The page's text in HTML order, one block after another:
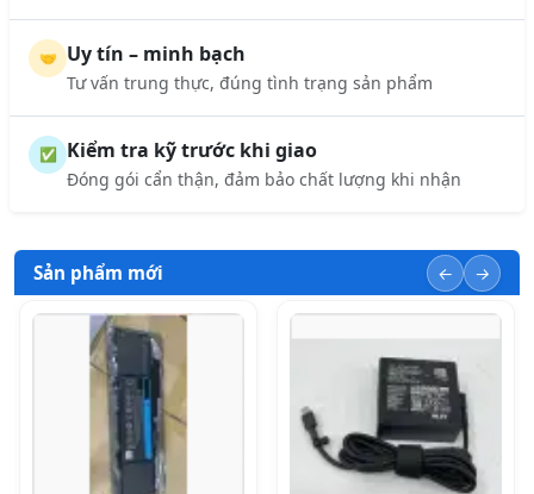
🤝 Uy tín – minh bạch
Tư vấn trung thực, đúng tình trạng sản phẩm
✅ Kiểm tra kỹ trước khi giao
Đóng gói cẩn thận, đảm bảo chất lượng khi nhận
Sản phẩm mới